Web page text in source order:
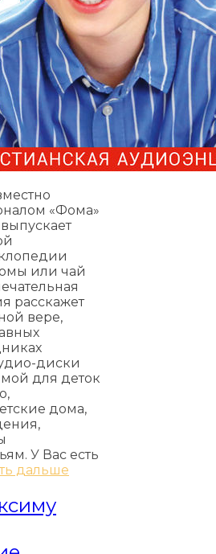
«Фома»
или чай
расскажет
вере,
диски
для деток
дома,
У Вас есть
дальше